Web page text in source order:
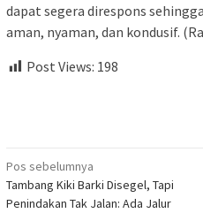
dapat segera direspons
aman, nyaman, dan kondusif.
Post Views: 198
Navigasi
pos
Pos sebelumnya
Tambang Kiki Barki Disegel, Tapi
Penindakan Tak Jalan: Ada Jalur